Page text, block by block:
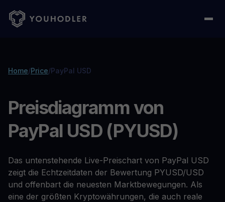
Home/Price/PayPal USD
Preisdiagramm von
PayPal USD (PYUSD)
Das untenstehende Live-Preischart von PayPal USD
zeigt die Echtzeitdaten der Bewertung PYUSD/USD
und offenbart die neuesten Marktbewegungen. Als
eine der größten Kryptowährungen, die auch reale